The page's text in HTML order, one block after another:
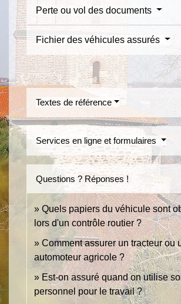
Perte ou vol des documents
Fichier des véhicules assurés
Textes de référence
Services en ligne et formulaires
Questions ? Réponses !
Quels papiers du véhicule sont
lors d'un contrôle routier ?
Comment assurer un tracteur ou
automoteur agricole ?
Est-on assuré quand on utilise
personnel pour le travail ?